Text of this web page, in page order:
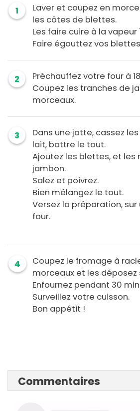
1
Laver et coupez en
les côtes de blettes.
Les faire cuire à la vapeur
Faire égouttez vos
2
Préchauffez votre four à
Coupez les tranches de
morceaux.
3
Dans une jatte, cassez
lait, battre le tout.
Ajoutez les blettes, et les
jambon.
Salez et poivrez.
Bien mélangez le tout.
Versez la préparation,
four.
4
Coupez le fromage à
morceaux et les déposez
Enfournez pendant 30
Surveillez votre cuisson.
Bon appétit !
Commentaires